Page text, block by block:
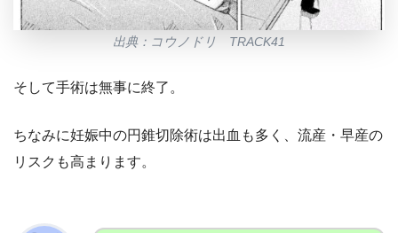
出典：コウノドリ TRACK41
そして手術は無事に終了。
ちなみに妊娠中の円錐切除術は出血も多く、流産・早産の
リスクも高まります。